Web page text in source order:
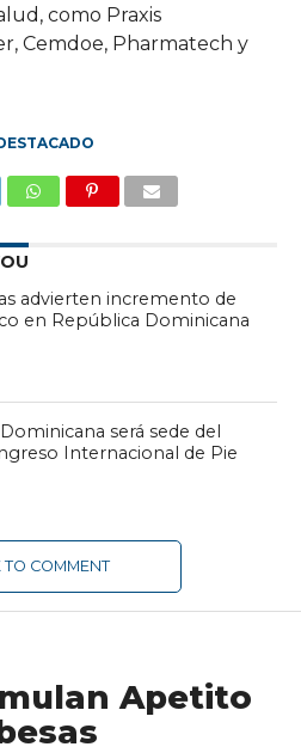
como Praxis
Cemdoe, Pharmatech y
advierten incremento de
en República Dominicana
será sede del
Internacional de Pie
TO COMMENT
Apetito